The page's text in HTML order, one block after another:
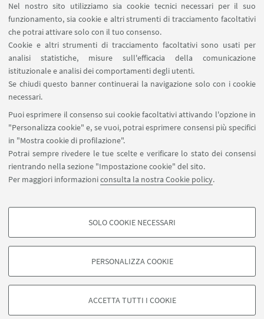
Nel nostro sito utilizziamo sia cookie tecnici necessari per il suo
funzionamento, sia cookie e altri strumenti di tracciamento facoltativi
che potrai attivare solo con il tuo consenso.
Cookie e altri strumenti di tracciamento facoltativi sono usati per
analisi statistiche, misure sull'efficacia della comunicazione
istituzionale e analisi dei comportamenti degli utenti.
Se chiudi questo banner continuerai la navigazione solo con i cookie
necessari.
Puoi esprimere il consenso sui cookie facoltativi attivando l'opzione in
"Personalizza cookie" e, se vuoi, potrai esprimere consensi più specifici
in "Mostra cookie di profilazione".
Potrai sempre rivedere le tue scelte e verificare lo stato dei consensi
rientrando nella sezione "Impostazione cookie" del sito.
Per maggiori informazioniconsulta la nostra Cookie policy.
COOKIE DI PROFILAZIONE - FACOLTATIVI
degli utenti, creare profili in base al loro comportamento sul sito, per analisi
di marketing.
Google/Youtube Video
SOLO COOKIE NECESSARI
PERSONALIZZA COOKIE
ACCETTA TUTTI I COOKIE
Contatti
Carta dei servizi
SEGUI IL DIPARTIMENTO SU:
SEGUI UNIBO SU:
APP:
©Copyright 2026 - ALMA MATER STUDIORUM - Università di
Bologna - Via Zamboni, 33 - 40126 Bologna - PI: 01131710376 - CF:
80007010376
Privacy
Note legali
Informazioni sul sito e accessibilità
Impostazioni Cookie